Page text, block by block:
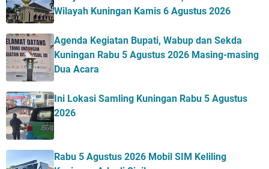
Wilayah Kuningan Kamis 6 Agustus 2026
Agenda Kegiatan Bupati, Wabup dan Sekda
Kuningan Rabu 5 Agustus 2026 Masing-masing
Dua Acara
Ini Lokasi Samling Kuningan Rabu 5 Agustus
2026
Rabu 5 Agustus 2026 Mobil SIM Keliling